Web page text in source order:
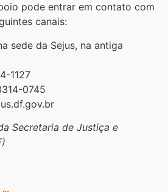
pode entrar em contato com
canais:
sede da Sejus, na antiga
1127
0745
Secretaria de Justiça e